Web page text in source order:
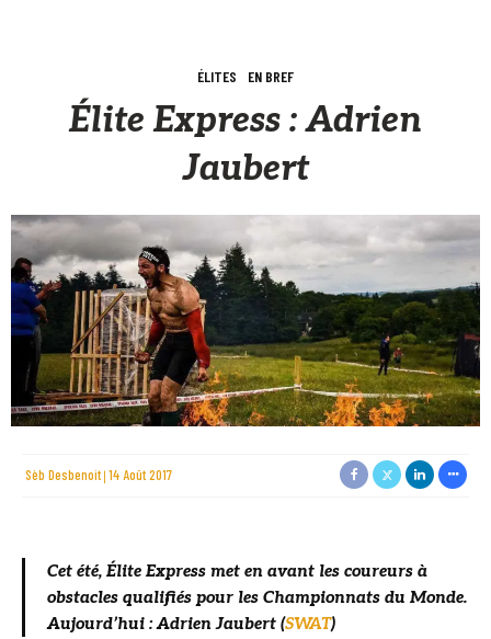
ÉLITES EN BREF
Élite Express : Adrien
Jaubert
Sèb Desbenoit 14 Août 2017
Cet été, Élite Express met en avant les coureurs à
obstacles qualifiés pour les Championnats du Monde.
Aujourd’hui : Adrien Jaubert (SWAT)